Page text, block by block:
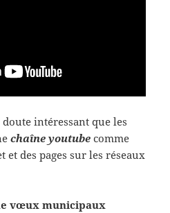
intéressant que les
chaîne youtube comme
des pages sur les réseaux
vœux municipaux